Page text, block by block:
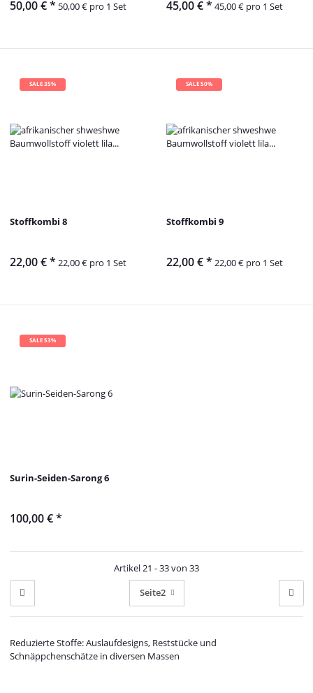
50,00 €* 50,00 € pro 1 Set 45,00 €* 45,00 € pro 1 Set
SALE 35%
Stoffkombi 8
22,00 €* 22,00 € pro 1 Set
SALE 50%
Stoffkombi 9
22,00 €* 22,00 € pro 1 Set
SALE 53%
Surin-Seiden-Sarong 6
100,00 €*
Artikel 21 - 33 von 33
Seite2
Reduzierte Stoffe: Auslaufdesigns, Reststücke und
Schnäppchenschätze in diversen Massen